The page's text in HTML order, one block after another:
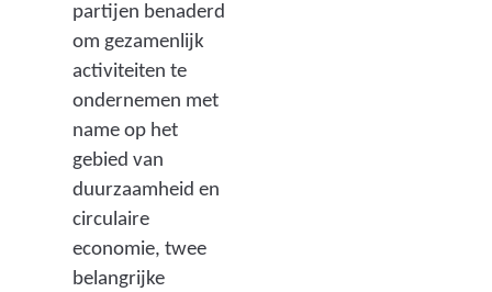
partijen benaderd
om gezamenlijk
activiteiten te
ondernemen met
name op het
gebied van
duurzaamheid en
circulaire
economie, twee
belangrijke